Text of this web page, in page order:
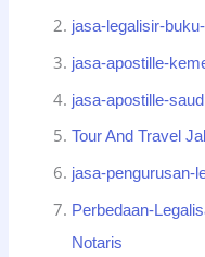
jasa-legalisir-
jasa-apostille-
jasa-apostille-
Tour And Travel
jasa-pengurusan-
Perbedaan-
Notaris